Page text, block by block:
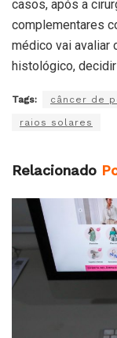
casos, após a
complementares
médico vai avaliar
histológico,
Tags: câncer de
raios solares
Relacionado